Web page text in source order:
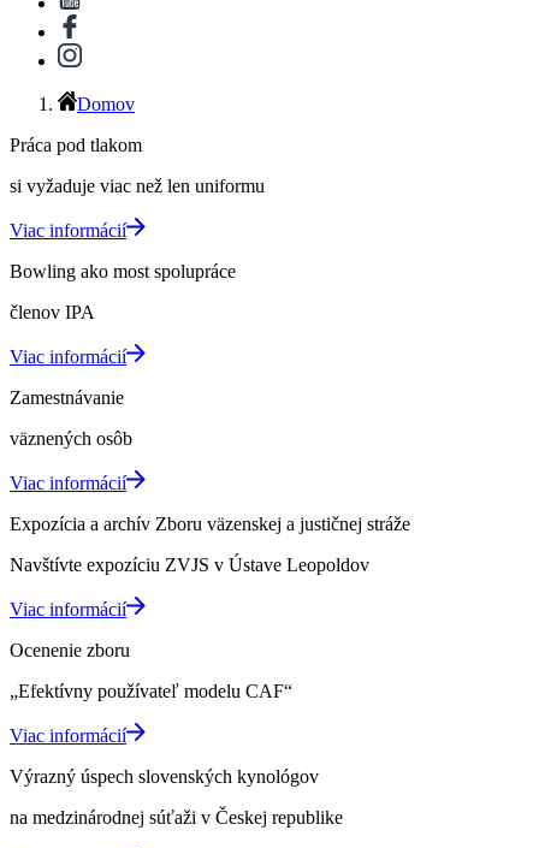
Domov
Práca pod tlakom
si vyžaduje viac než len uniformu
Viac informácií
Bowling ako most spolupráce
členov IPA
Viac informácií
Zamestnávanie
väznených osôb
Viac informácií
Expozícia a archív Zboru väzenskej a justičnej stráže
Navštívte expozíciu ZVJS v Ústave Leopoldov
Viac informácií
Ocenenie zboru
„Efektívny používateľ modelu CAF“
Viac informácií
Výrazný úspech slovenských kynológov
na medzinárodnej súťaži v Českej republike